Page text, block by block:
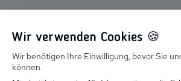
Über uns Karriere
Wir verwenden Cookies 🍪
Wir benötigen Ihre Einwilligung, bevor Sie
können.